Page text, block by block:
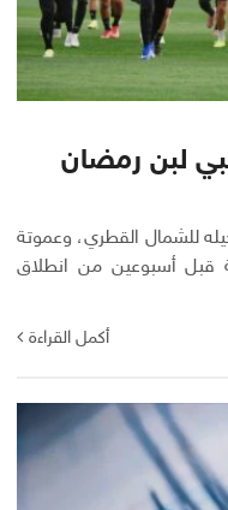
لبن رمضان
للشمال القطري، وعموتة
قبل أسبوعين من انطلاق
أكمل القراءة